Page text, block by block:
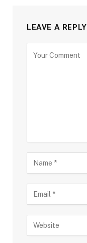
LEAVE A REPLY